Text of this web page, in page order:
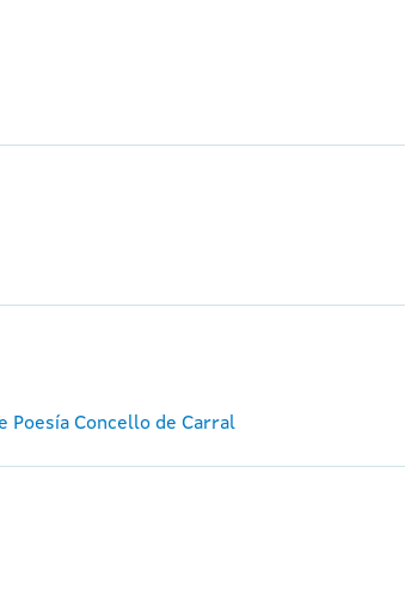
Poesía Concello de Carral